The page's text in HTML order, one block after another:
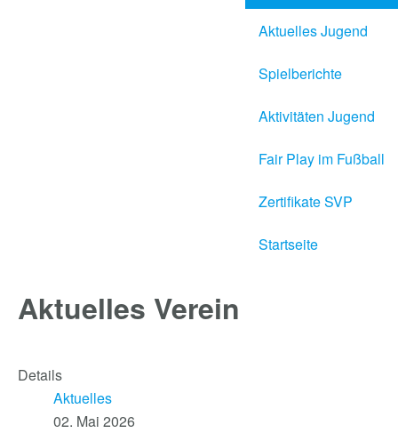
Aktuelles Jugend
Spielberichte
Aktivitäten Jugend
Fair Play im Fußball
Zertifikate SVP
Startseite
Aktuelles Verein
Details
Aktuelles
02. Mai 2026